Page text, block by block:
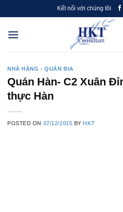
to
content
Kết nối với chúng tôi
NHÀ HÀNG - QUÁN BIA
Quán Hàn- C2 Xuân
thực Hàn
POSTED ON 07/12/2015 BY HKT